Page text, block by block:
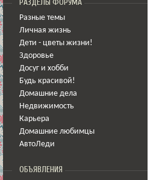
РАЗДЕЛЫ ФОРУМА
Разные темы
Личная жизнь
Дети - цветы жизни!
Здоровье
Досуг и хобби
Будь красивой!
Домашние дела
Недвижимость
Карьера
Домашние любимцы
АвтоЛеди
ОБЪЯВЛЕНИЯ